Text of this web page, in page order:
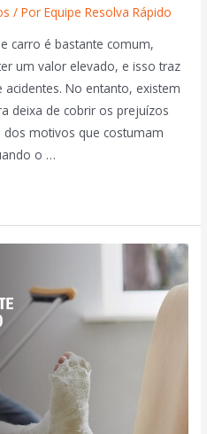
/ PorEquipe Resolva Rápido
carro é bastante comum,
um valor elevado, e isso traz
No entanto, existem
deixa de cobrir os prejuízos
motivos que costumam
o …